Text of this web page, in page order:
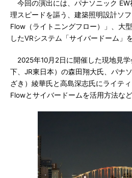
今回の演出には、パナソニック
理スピードを謳う、建築照明設計ソ
Flow（ライトニングフロー）」、大
したVRシステム「サイバードーム」
2025年10月2日に開催した現地見学
下、JR東日本）の森田翔大氏、パナ
ざき）綾華氏と高島深志氏にライテ
Flowとサイバードームを活用方法など